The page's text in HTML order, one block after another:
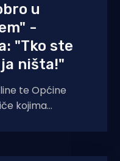
u
-
"Tko ste
ništa!"
te Općine
kojima
kapetanija i